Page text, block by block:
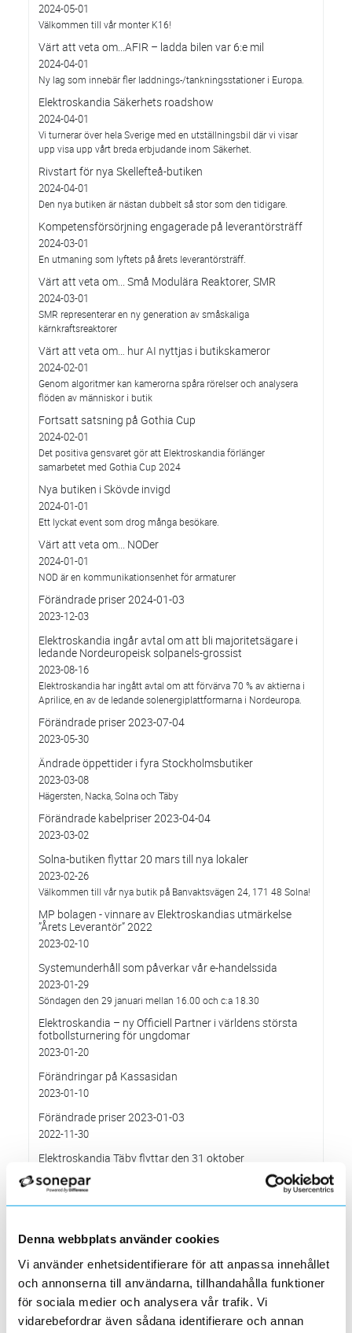
Denna webbplats använder cookies
Vi använder enhetsidentifierare för att anpassa innehållet
och annonserna till användarna, tillhandahålla funktioner
för sociala medier och analysera vår trafik. Vi
vidarebefordrar även sådana identifierare och annan
2024-05-01
Välkommen till vår monter K16!
Värt att veta om...AFIR – ladda bilen var 6:e mil
2024-04-01
Ny lag som innebär fler laddnings-/tankningsstationer i Europa.
Elektroskandia Säkerhets roadshow
2024-04-01
Vi turnerar över hela Sverige med en utställningsbil där vi visar
upp visa upp vårt breda erbjudande inom Säkerhet.
Rivstart för nya Skellefteå-butiken
2024-04-01
Den nya butiken är nästan dubbelt så stor som den tidigare.
Kompetensförsörjning engagerade på leverantörsträff
2024-03-01
En utmaning som lyftets på årets leverantörsträff.
Värt att veta om... Små Modulära Reaktorer, SMR
2024-03-01
SMR representerar en ny generation av småskaliga
kärnkraftsreaktorer
Värt att veta om… hur AI nyttjas i butikskameror
2024-02-01
Genom algoritmer kan kamerorna spåra rörelser och analysera
flöden av människor i butik
Fortsatt satsning på Gothia Cup
2024-02-01
Det positiva gensvaret gör att Elektroskandia förlänger
samarbetet med Gothia Cup 2024
Nya butiken i Skövde invigd
2024-01-01
Ett lyckat event som drog många besökare.
Värt att veta om... NODer
2024-01-01
NOD är en kommunikationsenhet för armaturer
Förändrade priser 2024-01-03
2023-12-03
Elektroskandia ingår avtal om att bli majoritetsägare i
ledande Nordeuropeisk solpanels-grossist
2023-08-16
Elektroskandia har ingått avtal om att förvärva 70 % av aktierna i
Aprilice, en av de ledande solenergiplattformarna i Nordeuropa.
Förändrade priser 2023-07-04
2023-05-30
Ändrade öppettider i fyra Stockholmsbutiker
2023-03-08
Hägersten, Nacka, Solna och Täby
Förändrade kabelpriser 2023-04-04
2023-03-02
Solna-butiken flyttar 20 mars till nya lokaler
2023-02-26
Välkommen till vår nya butik på Banvaktsvägen 24, 171 48 Solna!
MP bolagen - vinnare av Elektroskandias utmärkelse
”Årets Leverantör” 2022
2023-02-10
Systemunderhåll som påverkar vår e-handelssida
2023-01-29
Söndagen den 29 januari mellan 16.00 och c:a 18.30
Elektroskandia – ny Officiell Partner i världens största
fotbollsturnering för ungdomar
2023-01-20
Förändringar på Kassasidan
2023-01-10
Förändrade priser 2023-01-03
2022-11-30
Elektroskandia Täby flyttar den 31 oktober
2022-10-27
till nya lokaler i Arninge.
Gäller vitvaror
Förändrade priser 2022-10-04
2022-09-04
Välkommen till våra nya lokaler i Södertälje
2022-05-31